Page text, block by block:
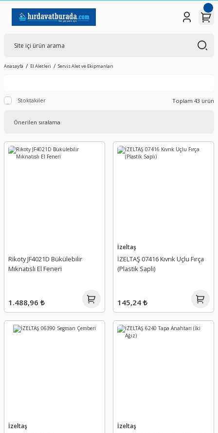
Anasayfa El Aletleri Servis Alet ve Ekipmanları
Stoktakiler Toplam 43 ürün
Rikoty JF4021D Bükülebilir
Mıknatıslı El Feneri
1.488,96 ₺
İzeltaş
İZELTAŞ 07416 Kıvrık Uçlu Fırça
(Plastik Saplı)
145,24 ₺
İzeltaş İzeltaş